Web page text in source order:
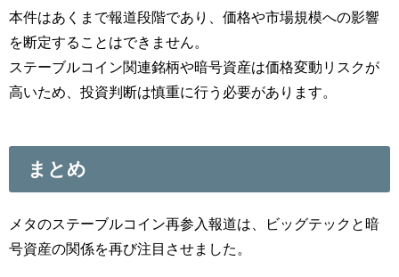
本件はあくまで報道段階であり、価格や市場規模への影響
を断定することはできません。
ステーブルコイン関連銘柄や暗号資産は価格変動リスクが
高いため、投資判断は慎重に行う必要があります。
まとめ
メタのステーブルコイン再参入報道は、ビッグテックと暗
号資産の関係を再び注目させました。